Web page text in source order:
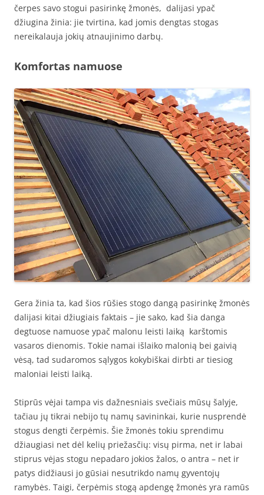
čerpes savo stogui pasirinkę žmonės, dalijasi ypač
džiugina žinia: jie tvirtina, kad jomis dengtas stogas
nereikalauja jokių atnaujinimo darbų.
Komfortas namuose
Gera žinia ta, kad šios rūšies stogo dangą pasirinkę žmonės
dalijasi kitai džiugiais faktais – jie sako, kad šia danga
degtuose namuose ypač malonu leisti laiką karštomis
vasaros dienomis. Tokie namai išlaiko malonią bei gaivią
vėsą, tad sudaromos sąlygos kokybiškai dirbti ar tiesiog
maloniai leisti laiką.
Stiprūs vėjai tampa vis dažnesniais svečiais mūsų šalyje,
tačiau jų tikrai nebijo tų namų savininkai, kurie nusprendė
stogus dengti čerpėmis. Šie žmonės tokiu sprendimu
džiaugiasi net dėl kelių priežasčių: visų pirma, net ir labai
stiprus vėjas stogu nepadaro jokios žalos, o antra – net ir
patys didžiausi jo gūsiai nesutrikdo namų gyventojų
ramybės. Taigi, čerpėmis stogą apdengę žmonės yra ramūs